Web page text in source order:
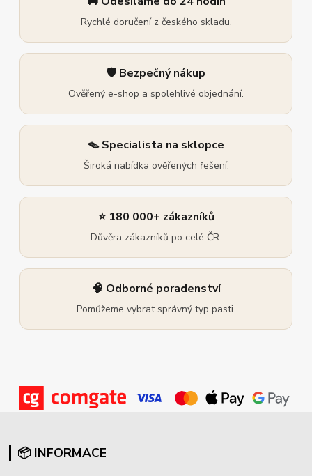
Rychlé doručení z českého skladu.
🛡️ Bezpečný nákup
Ověřený e-shop a spolehlivé objednání.
🪤 Specialista na sklopce
Široká nabídka ověřených řešení.
⭐ 180 000+ zákazníků
Důvěra zákazníků po celé ČR.
🧠 Odborné poradenství
Pomůžeme vybrat správný typ pasti.
📦 INFORMACE